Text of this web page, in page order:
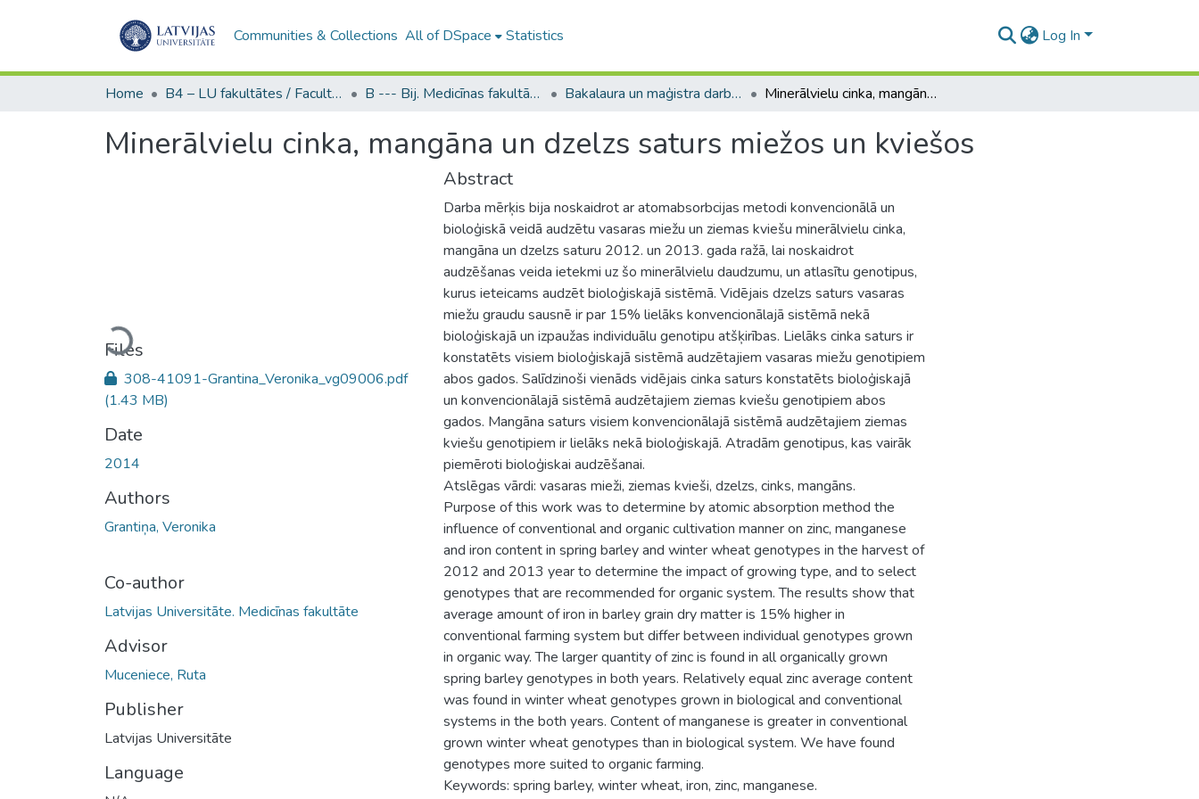
Communities & Collections All of DSpace Statistics Log In
Home B4 – LU fakultātes / Faculties of the UL B --- Bij. Medicīnas fakultātes studentu noslēguma darbi / Faculty of Medicine - Graduate works Bakalaura un maģistra darbi (MF) / Bachelor's and Master's theses Minerālvielu cinka, mangāna un dzelzs saturs miežos un kviešos
Minerālvielu cinka, mangāna un dzelzs saturs miežos un kviešos
Loading...
Files
308-41091-Grantina_Veronika_vg09006.pdf
(1.43 MB)
Date
2014
Authors
Grantiņa, Veronika
Co-author
Latvijas Universitāte. Medicīnas fakultāte
Advisor
Muceniece, Ruta
Publisher
Latvijas Universitāte
Language
Abstract
Darba mērķis bija noskaidrot ar atomabsorbcijas metodi konvencionālā un
bioloģiskā veidā audzētu vasaras miežu un ziemas kviešu minerālvielu cinka,
mangāna un dzelzs saturu 2012. un 2013. gada ražā, lai noskaidrot
audzēšanas veida ietekmi uz šo minerālvielu daudzumu, un atlasītu genotipus,
kurus ieteicams audzēt bioloģiskajā sistēmā. Vidējais dzelzs saturs vasaras
miežu graudu sausnē ir par 15% lielāks konvencionālajā sistēmā nekā
bioloģiskajā un izpaužas individuālu genotipu atšķirības. Lielāks cinka saturs ir
konstatēts visiem bioloģiskajā sistēmā audzētajiem vasaras miežu genotipiem
abos gados. Salīdzinoši vienāds vidējais cinka saturs konstatēts bioloģiskajā
un konvencionālajā sistēmā audzētajiem ziemas kviešu genotipiem abos
gados. Mangāna saturs visiem konvencionālajā sistēmā audzētajiem ziemas
kviešu genotipiem ir lielāks nekā bioloģiskajā. Atradām genotipus, kas vairāk
piemēroti bioloģiskai audzēšanai.
Atslēgas vārdi: vasaras mieži, ziemas kvieši, dzelzs, cinks, mangāns.
Purpose of this work was to determine by atomic absorption method the
influence of conventional and organic cultivation manner on zinc, manganese
and iron content in spring barley and winter wheat genotypes in the harvest of
2012 and 2013 year to determine the impact of growing type, and to select
genotypes that are recommended for organic system. The results show that
average amount of iron in barley grain dry matter is 15% higher in
conventional farming system but differ between individual genotypes grown
in organic way. The larger quantity of zinc is found in all organically grown
spring barley genotypes in both years. Relatively equal zinc average content
was found in winter wheat genotypes grown in biological and conventional
systems in the both years. Content of manganese is greater in conventional
grown winter wheat genotypes than in biological system. We have found
genotypes more suited to organic farming.
Keywords: spring barley, winter wheat, iron, zinc, manganese.